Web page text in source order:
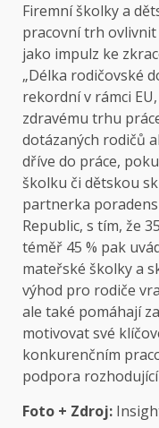
Firemní školky a
pracovní trh
jako impulz ke
„Délka rodičovské
rekordní v rámci
zdravému trhu
dotázaných rodičů
dříve do práce,
školku či dětskou
partnerka
Republic, s tím, že
téměř 45 % pak
mateřské školky a
výhod pro rodiče
ale také pomáhají
motivovat své
konkurenčním
podpora
Foto + Zdroj: